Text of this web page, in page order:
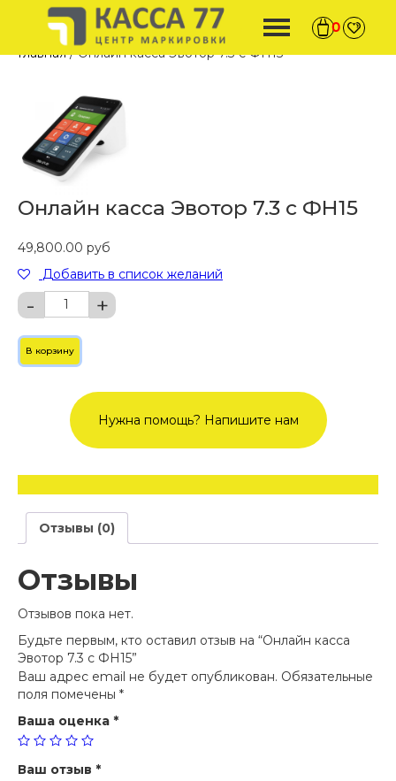
0
Главная/ Онлайн касса Эвотор 7.3 с ФН15
Онлайн касса Эвотор 7.3 с ФН15
49,800.00 руб
Добавить в список желаний
- +
В корзину
Нужна помощь? Напишите нам
Отзывы (0)
Отзывы
Отзывов пока нет.
Будьте первым, кто оставил отзыв на “Онлайн касса
Эвотор 7.3 с ФН15”
Ваш адрес email не будет опубликован. Обязательные
поля помечены *
Ваша оценка *
Ваш отзыв *